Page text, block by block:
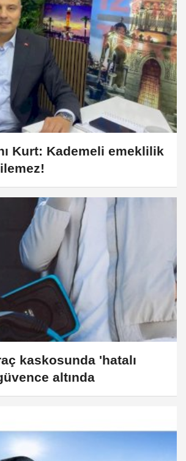
Kurt: Kademeli emeklilik
kaskosunda 'hatalı
altında